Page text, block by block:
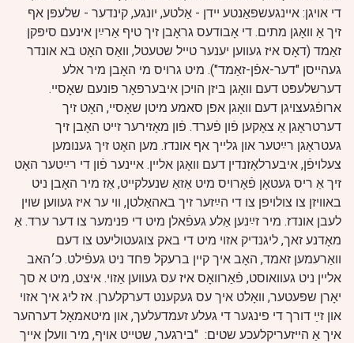
די אויגן: איינגעשפּאַנטע יידן - אַלטע, יונגע, קינדער - שלעפּן אף
זיך אַ וואָגן מתים. די אָבודעס גראָבן זיך טיף אַרײַן אינעם סיפּקן
זאַמד (דאָס איז געווען יענער טייל שטעטל, וואַס האָט בא אונדר
געהייסן "דער-אפֿן-זאַמד"). מיט גרויס מי האָבן מיר אלע
דערשלעפּט דעם וואָגן ביזן הויכן איבערפאָר פונעם שאָסיי.
ארופֿגעצויגן דעם וואָגן אפן סאמע מיטן שאָסיי, האָט זיך
דערטראָגן אַ צאָקען פֿון פֿערד. פֿון מאָזירער זייט האָבן זיך
געטראָגן רײַטער און גלייך אף אונדז. מען האָט זיך גענומען
צעלויפֿן, איבערלאָזנדין דעם וואָגן אליין. איינער פֿון די רײַטער האָט
זיך אַ ריס געטאָן פֿאָרויס מיט אַזאַ שנעלקייט, אַז מיר האָבן ניט
באוויזן צו צולויפן צו די הײַזער זיך באהאַלטן, ווי ער איז געווען שוין
לעבן אונדז. מיר זײַנען אַלע געפֿאלן מיט די פנימער צו דער ערד. אַ
מאָדנע זאך, ליגנדיק אזוי מיט די באק צוגעטוליעט צו דעם
וואַרעמען זאמד, האָב איך קיין ברעקל פּחד ניט געפֿילט. כ׳האב
אליין ניט געוואוסט, פֿאַרוואָס איז עס געווען אַזוי. איצט, מיט א סך
יאָרן שפּעטער, וואָלט איך עס געקענט דערקלערן. אז ליג איך אזוי
און זײַ דורך די פינגער די געלע זעמדעלעך, און מיטאמאָל דערהער
איך אַ הייזעריקלעכע שטים: "בירגער, שטייט אויף, מיר וועלן אייך